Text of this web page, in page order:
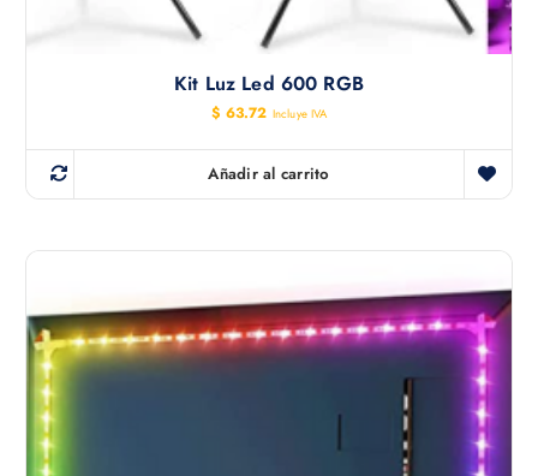
Kit Luz Led 600 RGB
$ 63.72 Incluye IVA
Añadir al carrito